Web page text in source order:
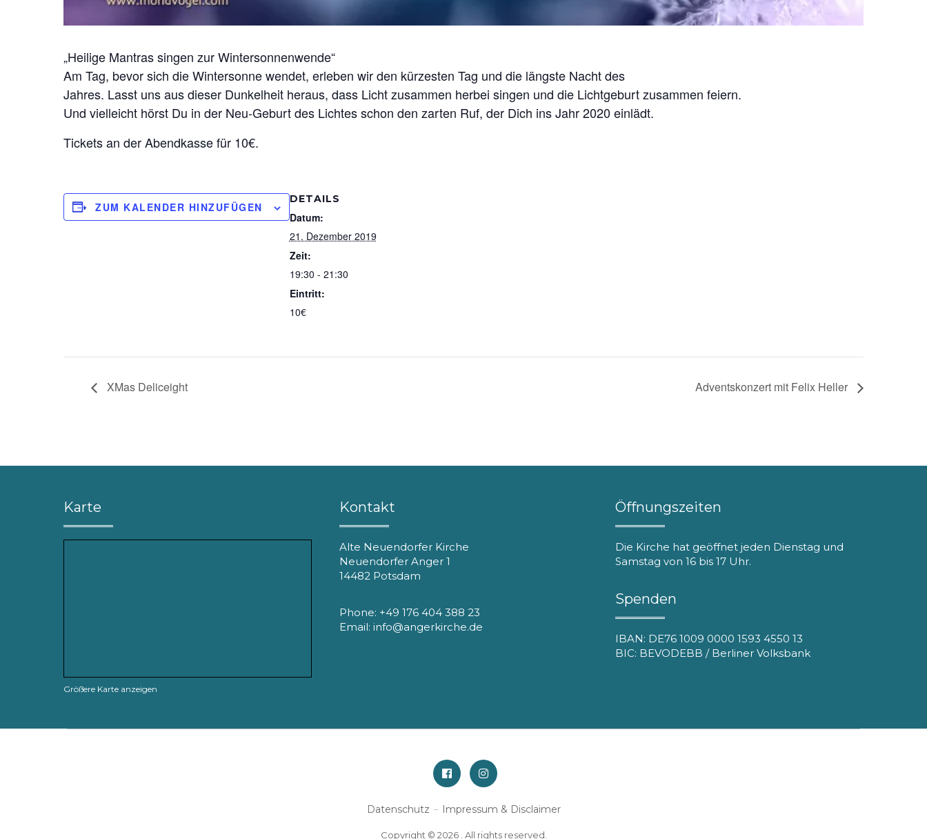
„Heilige Mantras singen zur Wintersonnenwende“
Am Tag, bevor sich die Wintersonne wendet, erleben wir den kürzesten Tag und die längste Nacht des
Jahres. Lasst uns aus dieser Dunkelheit heraus, dass Licht zusammen herbei singen und die Lichtgeburt zusammen feiern.
Und vielleicht hörst Du in der Neu-Geburt des Lichtes schon den zarten Ruf, der Dich ins Jahr 2020 einlädt.
Tickets an der Abendkasse für 10€.
ZUM KALENDER HINZUFÜGEN
DETAILS
Datum:
21. Dezember 2019
Zeit:
19:30 - 21:30
Eintritt:
10€
XMas Deliceight Adventskonzert mit Felix Heller
Karte
Größere Karte anzeigen
Kontakt
Alte Neuendorfer Kirche
Neuendorfer Anger 1
14482 Potsdam
Phone: +49 176 404 388 23
Email: info@angerkirche.de
Öffnungszeiten
Die Kirche hat geöffnet jeden Dienstag und
Samstag von 16 bis 17 Uhr.
Spenden
IBAN: DE76 1009 0000 1593 4550 13
BIC: BEVODEBB / Berliner Volksbank
FacebookInstagram
Datenschutz Impressum & Disclaimer
Copyright © 2026 . All rights reserved.